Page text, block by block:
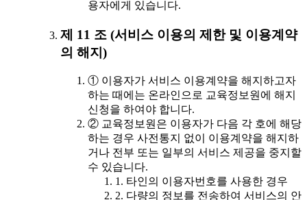
용자에게 있습니다.
제 11 조 (서비스 이용의 제한 및 이용계약
의 해지)
① 이용자가 서비스 이용계약을 해지하고자
하는 때에는 온라인으로 교육정보원에 해지
신청을 하여야 합니다.
② 교육정보원은 이용자가 다음 각 호에 해당
하는 경우 사전통지 없이 이용계약을 해지하
거나 전부 또는 일부의 서비스 제공을 중지할
수 있습니다.
1. 타인의 이용자번호를 사용한 경우
2. 다량의 정보를 전송하여 서비스의 안